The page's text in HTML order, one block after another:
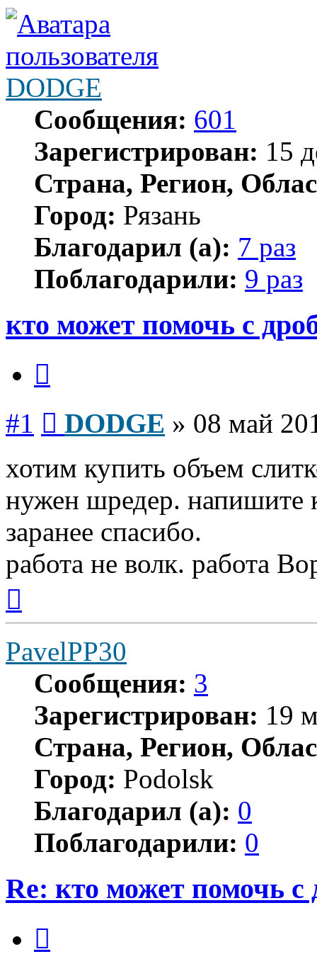
DODGE
Сообщения: 601
Зарегистрирован: 15
Страна, Регион,
Город: Рязань
Благодарил (а): 7 раз
Поблагодарили: 9 раз
кто может помочь с
#1 DODGE » 08 май
хотим купить объем
нужен шредер. напишите
заранее спасибо.
работа не волк. работа
началу
PavelPP30
Сообщения: 3
Зарегистрирован: 19
Страна, Регион,
Город: Podolsk
Благодарил (а): 0
Поблагодарили: 0
Re: кто может помочь с